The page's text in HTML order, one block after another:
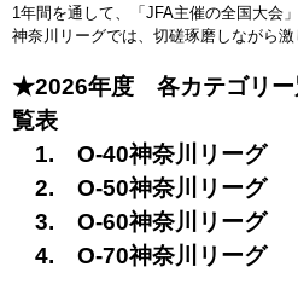
1年間を通して、「JFA主催の全国大会
神奈川リーグでは、切磋琢磨しながら激
★2026年度 各カテゴリー
覧表
1. O-40神奈川リーグ
2. O-50神奈川リーグ
3. O-60神奈川リーグ
4. O-70神奈川リーグ